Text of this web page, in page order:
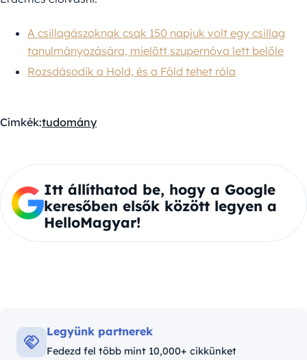
A csillagászoknak csak 150 napjuk volt egy csillag
tanulmányozására, mielőtt szupernóva lett belőle
Rozsdásodik a Hold, és a Föld tehet róla
Címkék:tudomány
Itt állíthatod be, hogy a Google
keresőben elsők között legyen a
HelloMagyar!
Legyünk partnerek
Fedezd fel több mint 10,000+ cikkünket